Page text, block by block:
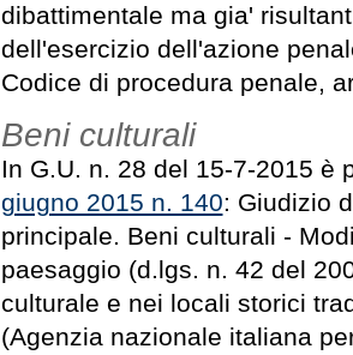
dibattimentale ma gia'
dell'esercizio dell'azione
Codice di procedura penale,
Beni culturali
In G.U. n. 28 del 15-7-2015 è
giugno 2015 n. 140: Giudizio
principale. Beni culturali -
paesaggio (d.lgs. n. 42 del
culturale e nei locali storici
(Agenzia nazionale italiana